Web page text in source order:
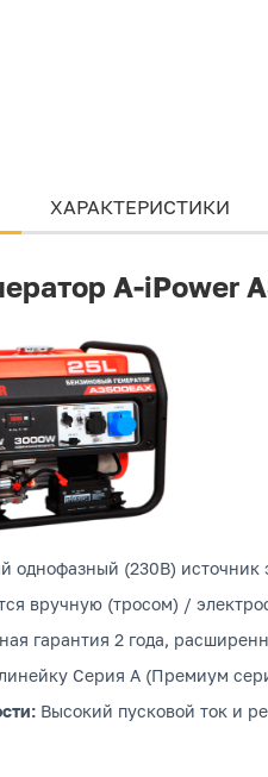
ХАРАКТЕРИСТИКИ
A-iPower
однофазный (230В) источник
вручную (тросом) /
гарантия 2 года,
Серия A (Премиум
Высокий пусковой ток и